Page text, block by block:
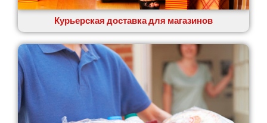
Курьерская доставка для магазинов